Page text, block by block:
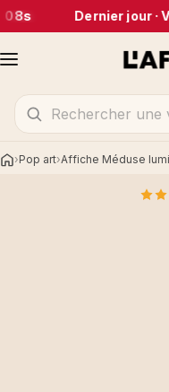
Dernier jour ·
AccueilPop art Affiche Méduse